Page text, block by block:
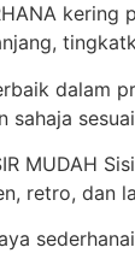
dalam
sahaja
MUDAH
retro, dan